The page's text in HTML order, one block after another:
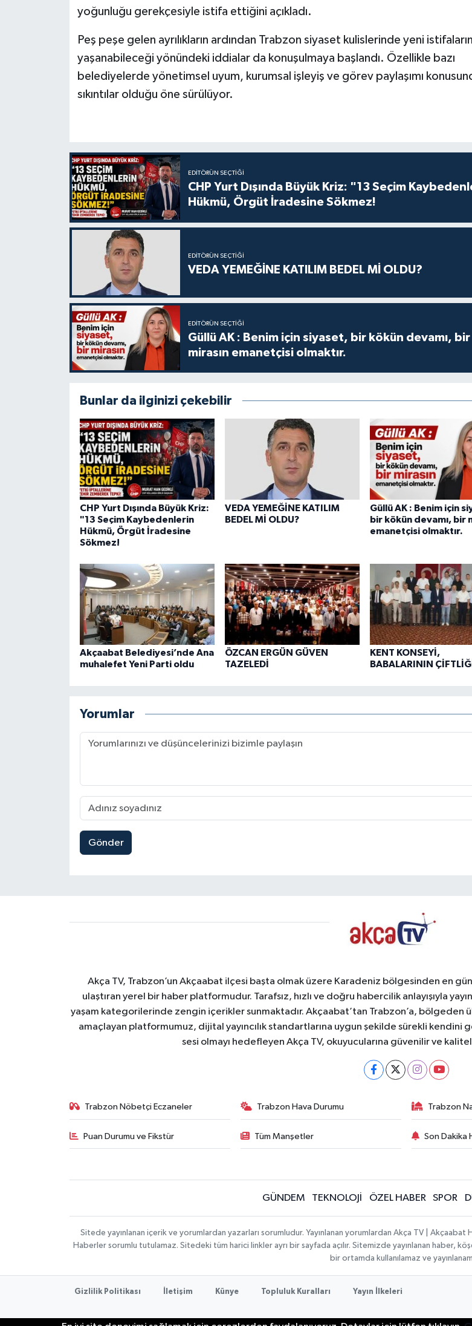
yoğunluğu gerekçesiyle istifa ettiğini açıkladı.
Peş peşe gelen ayrılıkların ardından Trabzon siyaset kulislerinde yeni istifaların
yaşanabileceği yönündeki iddialar da konuşulmaya başlandı. Özellikle bazı
belediyelerde yönetimsel uyum, kurumsal işleyiş ve görev paylaşımı
sıkıntılar olduğu öne sürülüyor.
EDITÖRÜN SEÇTIĞI
CHP Yurt Dışında Büyük Kriz: "13 Seçim
Hükmü, Örgüt İradesine Sökmez!
EDITÖRÜN SEÇTIĞI
VEDA YEMEĞİNE KATILIM BEDEL Mİ OLDU?
EDITÖRÜN SEÇTIĞI
Güllü AK : Benim için siyaset, bir kökün devamı, bir
mirasın emanetçisi olmaktır.
Bunlar da ilginizi çekebilir
CHP Yurt Dışında Büyük Kriz:
"13 Seçim Kaybedenlerin
Hükmü, Örgüt İradesine
Sökmez!
VEDA YEMEĞİNE KATILIM
BEDEL Mİ OLDU?
Güllü AK : Benim için
bir kökün devamı, bir
emanetçisi olmaktır.
Akçaabat Belediyesi’nde Ana
muhalefet Yeni Parti oldu
ÖZCAN ERGÜN GÜVEN
TAZELEDİ
KENT KONSEYİ,
BABALARININ
Yorumlar
Gönder
Akça TV, Trabzon’un Akçaabat ilçesi başta olmak üzere Karadeniz bölgesinden en
ulaştıran yerel bir haber platformudur. Tarafsız, hızlı ve doğru habercilik anlayışıyla
yaşam kategorilerinde zengin içerikler sunmaktadır. Akçaabat’tan Trabzon’a, bölgeden
amaçlayan platformumuz, dijital yayıncılık standartlarına uygun şekilde sürekli
sesi olmayı hedefleyen Akça TV, okuyucularına güvenilir ve
Trabzon Nöbetçi Eczaneler Trabzon Hava Durumu Trabzon
Puan Durumu ve Fikstür Tüm Manşetler Son Dakika
GÜNDEM TEKNOLOJİ ÖZEL HABER SPOR
Sitede yayınlanan içerik ve yorumlardan yazarları sorumludur. Yayınlanan yorumlardan Akça TV |
Haberler sorumlu tutulamaz. Sitedeki tüm harici linkler ayrı bir sayfada açılır. Sitemizde yayınlanan haber,
bir ortamda kullanılamaz ve
Gizlilik Politikası İletişim Künye Topluluk Kuralları Yayın İlkeleri